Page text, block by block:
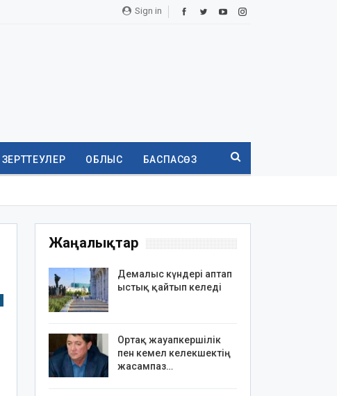
Sign in
ЗЕРТТЕУЛЕР ОБЛЫС БАСПАСӨЗ
Жаңалықтар
Демалыс күндері аптап
ыстық қайтып келеді
Ортақ жауапкершілік
пен кемел келекшектің
жасампаз…